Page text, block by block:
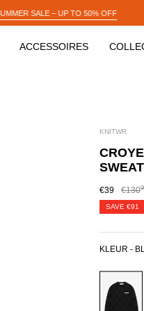
SUMMER SALE – UP TO 50%
ACCESSOIRES
KNITWR
€39 €130
SAVE €91
KLEUR -
BLACK